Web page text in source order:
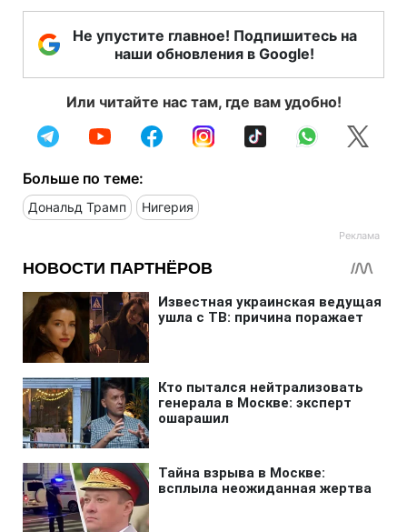
Не упустите главное! Подпишитесь на
наши обновления в Google!
Или читайте нас там, где вам удобно!
Больше по теме:
Дональд Трамп Нигерия